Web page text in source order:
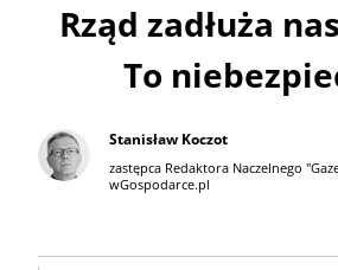
Rząd zadłuża
To
Stanisław Koczot
zastępca Redaktora Naczelnego
wGospodarce.pl